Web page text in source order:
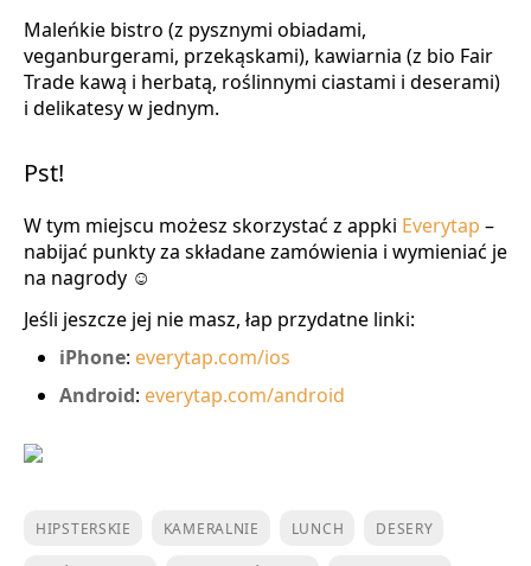
Maleńkie bistro (z pysznymi obiadami,
veganburgerami, przekąskami), kawiarnia (z bio Fair
Trade kawą i herbatą, roślinnymi ciastami i deserami)
i delikatesy w jednym.
Pst!
W tym miejscu możesz skorzystać z appki Everytap –
nabijać punkty za składane zamówienia i wymieniać je
na nagrody ☺
Jeśli jeszcze jej nie masz, łap przydatne linki:
iPhone: everytap.com/ios
Android: everytap.com/android
HIPSTERSKIE KAMERALNIE LUNCH DESERY